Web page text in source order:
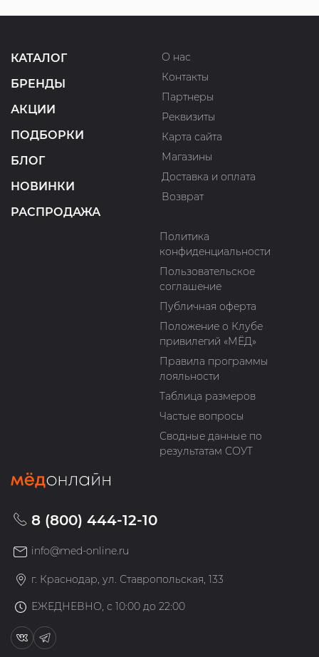
КАТАЛОГ
БРЕНДЫ
АКЦИИ
ПОДБОРКИ
БЛОГ
НОВИНКИ
РАСПРОДАЖА
О нас
Контакты
Партнеры
Реквизиты
Карта сайта
Магазины
Доставка и оплата
Возврат
Политика
конфиденциальности
Пользовательское
соглашение
Публичная оферта
Положение о Клубе
привилегий «МЁД»
Правила программы
лояльности
Таблица размеров
Частые вопросы
Сводные данные по
результатам СОУТ
8 (800) 444-12-10
info@med-online.ru
г. Краснодар, ул. Ставропольская, 133
ЕЖЕДНЕВНО, с 10:00 до 22:00